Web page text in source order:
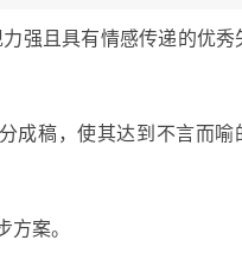
强且具有情感传递的优秀
成稿，使其达到不言而喻
案。